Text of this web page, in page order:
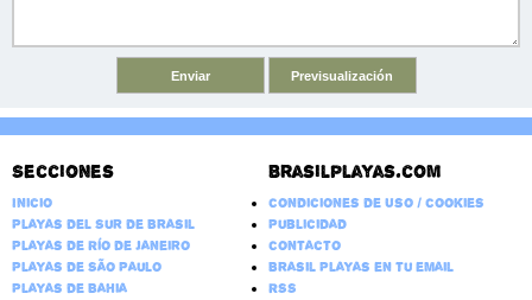
Secciones
Inicio
Playas del Sur de Brasil
Playas de Río de Janeiro
Playas de São Paulo
Playas de Bahia
Brasilplayas.com
Condiciones de Uso / Cookies
Publicidad
Contacto
Brasil Playas en tu email
RSS